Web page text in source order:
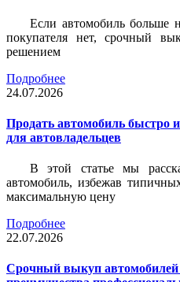
Если автомобиль больше
покупателя нет, срочный
решением
Подробнее
24.07.2026
Продать автомобиль быстро
для автовладельцев
В этой статье мы
автомобиль, избежав
максимальную цену
Подробнее
22.07.2026
Срочный выкуп автомобилей